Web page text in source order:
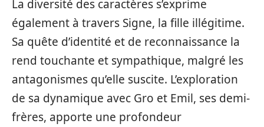
La diversité des caractères s’exprime
également à travers Signe, la fille illégitime.
Sa quête d’identité et de reconnaissance la
rend touchante et sympathique, malgré les
antagonismes qu’elle suscite. L’exploration
de sa dynamique avec Gro et Emil, ses demi-
frères, apporte une profondeur